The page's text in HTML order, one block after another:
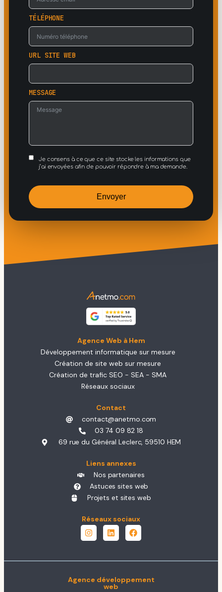
TÉLÉPHONE
URL SITE WEB
MESSAGE
Je consens à ce que ce site stocke les informations que
j’ai envoyées afin de pouvoir répondre à ma demande.
Envoyer
Agence Web à Hem
Développement informatique sur mesure
Création de site web sur mesure
Création de trafic SEO - SEA - SMA
Réseaux sociaux
Contact
contact@anetmo.com
03 74 09 82 18
69 rue du Général Leclerc, 59510 HEM
Liens annexes
Nos partenaires
Astuces sites web
Projets et sites web
Réseaux sociaux
Agence développement
web